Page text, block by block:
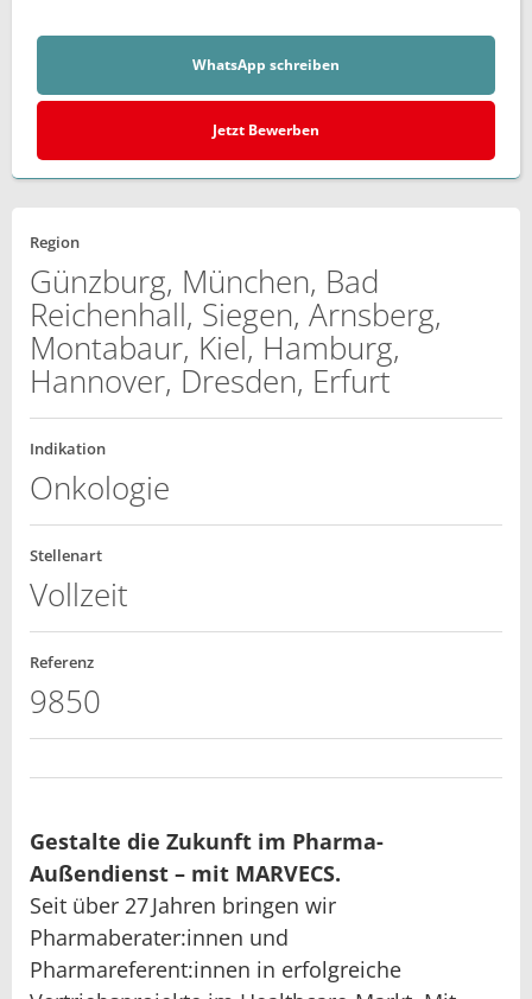
WhatsApp schreiben
Jetzt Bewerben
Region
Günzburg, München, Bad
Reichenhall, Siegen, Arnsberg,
Montabaur, Kiel, Hamburg,
Hannover, Dresden, Erfurt
Indikation
Onkologie
Stellenart
Vollzeit
Referenz
9850
Gestalte die Zukunft im Pharma-
Außendienst – mit MARVECS.
Seit über 27 Jahren bringen wir
Pharmaberater:innen und
Pharmareferent:innen in erfolgreiche